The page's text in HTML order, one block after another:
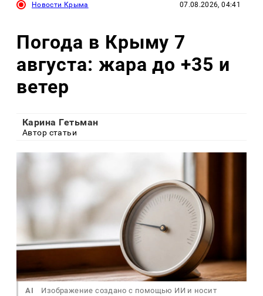
Новости Крыма 07.08.2026, 04:41
Погода в Крыму 7
августа: жара до +35 и
ветер
Карина Гетьман
Автор статьи
AI
Изображение создано с помощью ИИ и носит